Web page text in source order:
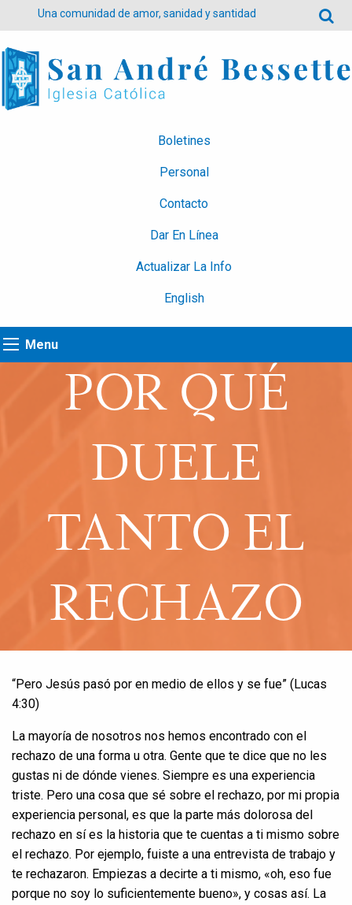
Una comunidad de amor, sanidad y santidad
Boletines
Personal
Contacto
Dar En Línea
Actualizar La Info
English
Menu
POR QUÉ
DUELE
TANTO EL
RECHAZO
“Pero Jesús pasó por en medio de ellos y se fue” (Lucas
4:30)
La mayoría de nosotros nos hemos encontrado con el
rechazo de una forma u otra. Gente que te dice que no les
gustas ni de dónde vienes. Siempre es una experiencia
triste. Pero una cosa que sé sobre el rechazo, por mi propia
experiencia personal, es que la parte más dolorosa del
rechazo en sí es la historia que te cuentas a ti mismo sobre
el rechazo. Por ejemplo, fuiste a una entrevista de trabajo y
te rechazaron. Empiezas a decirte a ti mismo, «oh, eso fue
porque no soy lo suficientemente bueno», y cosas así. La